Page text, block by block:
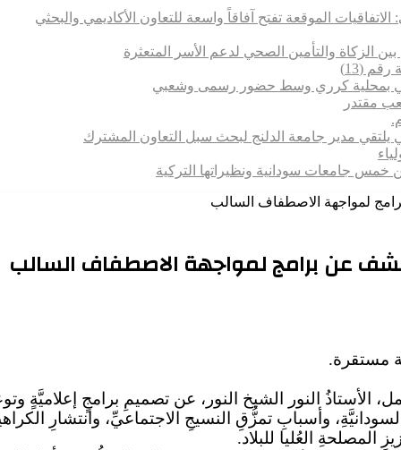
الموقعة تفتح آفاقاً واسعة للتعاون الأكاديمي والبحثي
الزكاة والتأمين الصحي لدعم الأسر المتعثرة
(13)
بمحلية كرري وسط حضور رسمى وشعبي
مقتدر
مدير جامعة الدلنج لبحث سبل التعاون المشترك
خمس جامعات سودانية ونظيراتها التركية
لمواجهة الاصطفاف السالب
عن برامج لمواجهة الاصطفاف السالب
مستقرة.
النور الشيخ النور، عن تصميمِ برامجٍ إعلاميَّةٍ
وأسبابِ تمزُّقِ النسيجِ الاجتماعيِّ، وانتشارِ
المصلحةِ العُليا للبلاد.